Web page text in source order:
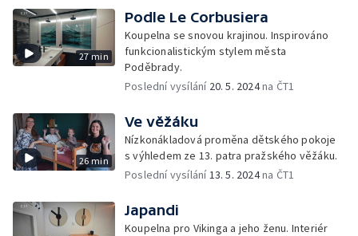
27 min
Podle Le Corbusiera
Koupelna se snovou krajinou. Inspirováno
funkcionalistickým stylem města
Poděbrady.
Poslední vysílání 20. 5. 2024na ČT1
26 min
Ve věžáku
Nízkonákladová proměna dětského pokoje
s výhledem ze 13. patra pražského věžáku.
Poslední vysílání13. 5. 2024na ČT1
Japandi
Koupelna pro Vikinga a jeho ženu. Interiér